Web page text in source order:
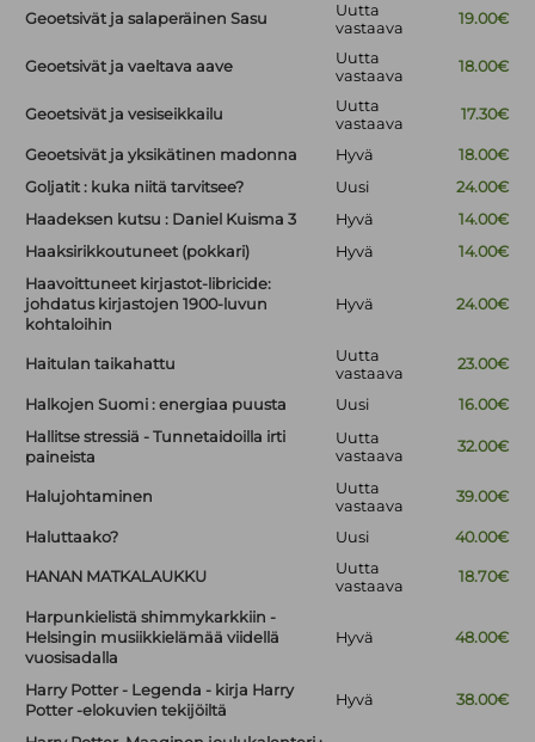
Geoetsivät ja salaperäinen Sasu
Uutta
vastaava
19.00€
Geoetsivät ja vaeltava aave
Uutta
vastaava
18.00€
Geoetsivät ja vesiseikkailu
Uutta
vastaava
17.30€
Geoetsivät ja yksikätinen madonna Hyvä
18.00€
Goljatit : kuka niitä tarvitsee?
Uusi
24.00€
Haadeksen kutsu : Daniel Kuisma 3
Hyvä
14.00€
Haaksirikkoutuneet (pokkari)
Hyvä
14.00€
Haavoittuneet kirjastot-libricide:
johdatus kirjastojen 1900-luvun
kohtaloihin
Hyvä 24.00€
Haitulan taikahattu
Uutta
vastaava
23.00€
Halkojen Suomi : energiaa puusta Uusi
16.00€
Hallitse stressiä - Tunnetaidoilla irti
paineista
Uutta
vastaava
32.00€
Halujohtaminen
Uutta
vastaava
39.00€
Haluttaako? Uusi 40.00€
HANAN MATKALAUKKU
Uutta
vastaava
18.70€
Harpunkielistä shimmykarkkiin -
Helsingin musiikkielämää viidellä
vuosisadalla
Hyvä 48.00€
Harry Potter - Legenda - kirja Harry
Potter -elokuvien tekijöiltä
Hyvä 38.00€